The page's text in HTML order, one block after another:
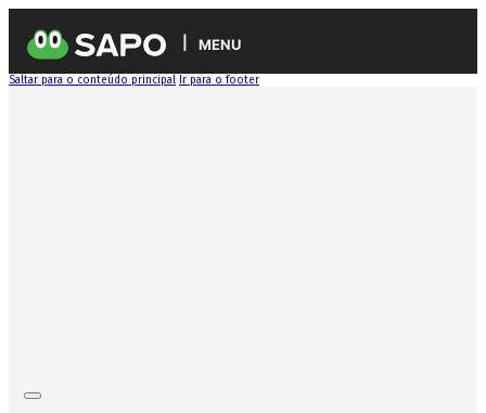
MENU
Saltar para o conteúdo principal Ir para o footer